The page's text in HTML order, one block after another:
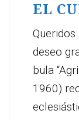
EL
Queridos
deseo
bula
1960)